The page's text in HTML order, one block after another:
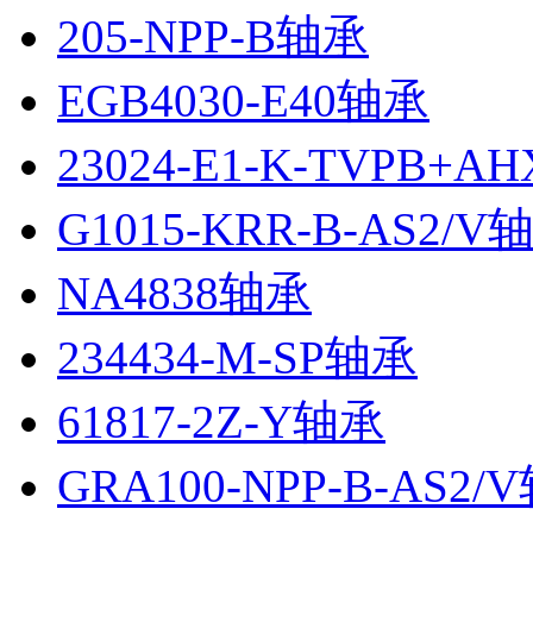
205-NPP-B轴承
EGB4030-E40轴承
23024-E1-K-
G1015-KRR-B-AS2/V
NA4838轴承
234434-M-SP轴承
61817-2Z-Y轴承
GRA100-NPP-B-AS2/